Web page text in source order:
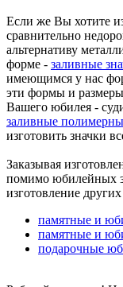
Если же Вы хотите
сравнительно
альтернативу
форме - заливные
имеющимся у нас
эти формы и размеры
Вашего юбилея -
заливные
изготовить значки
Заказывая
помимо юбилейных
изготовление
памятные и
памятные и
подарочные